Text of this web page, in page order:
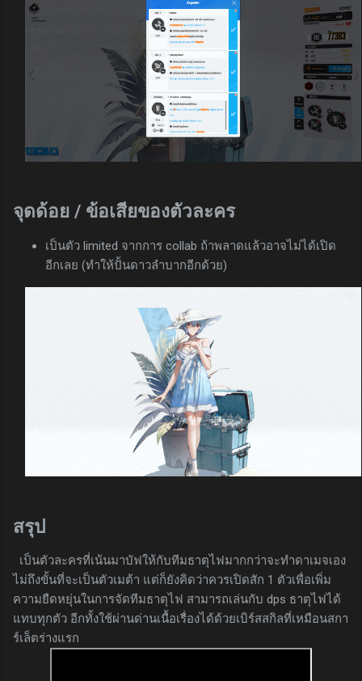
จุดด้อย / ข้อเสียของตัวละคร
เป็นตัว limited จากการ collab ถ้าพลาดแล้วอาจไม่ได้เปิด
อีกเลย (ทำให้ปั้นดาวลำบากอีกด้วย)
สรุป
เป็นตัวละครที่เน้นมาบัฟให้กับทีมธาตุไฟมากกว่าจะทำดาเมจเอง
ไม่ถึงขั้นที่จะเป็นตัวเมต้า แต่ก็ยังคิดว่าควรเปิดสัก 1 ตัวเพื่อเพิ่ม
ความยืดหยุ่นในการจัดทีมธาตุไฟ สามารถเล่นกับ dps ธาตุไฟได้
แทบทุกตัว อีกทั้งใช้ผ่านด่านเนื้อเรื่องได้ด้วยเบิร์สสกิลที่เหมือนสกา
ร์เล็ตร่างแรก